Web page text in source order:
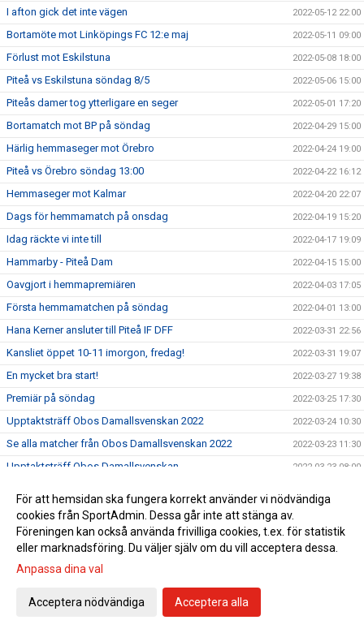
I afton gick det inte vägen 2022-05-12 22:00
Bortamöte mot Linköpings FC 12:e maj 2022-05-11 09:00
Förlust mot Eskilstuna 2022-05-08 18:00
Piteå vs Eskilstuna söndag 8/5 2022-05-06 15:00
Piteås damer tog ytterligare en seger 2022-05-01 17:20
Bortamatch mot BP på söndag 2022-04-29 15:00
Härlig hemmaseger mot Örebro 2022-04-24 19:00
Piteå vs Örebro söndag 13:00 2022-04-22 16:12
Hemmaseger mot Kalmar 2022-04-20 22:07
Dags för hemmamatch på onsdag 2022-04-19 15:20
Idag räckte vi inte till 2022-04-17 19:09
Hammarby - Piteå Dam 2022-04-15 15:00
Oavgjort i hemmapremiären 2022-04-03 17:05
Första hemmamatchen på söndag 2022-04-01 13:00
Hana Kerner ansluter till Piteå IF DFF 2022-03-31 22:56
Kansliet öppet 10-11 imorgon, fredag! 2022-03-31 19:07
En mycket bra start! 2022-03-27 19:38
Premiär på söndag 2022-03-25 17:30
Upptaktsträff Obos Damallsvenskan 2022 2022-03-24 10:30
Se alla matcher från Obos Damallsvenskan 2022 2022-03-23 11:30
Upptaktsträff Obos Damallsvenskan 2022-03-23 08:00
Svenska Cupen avslutas med vinst
Match 3 i Svenska Cupens gruppspel på LF 2022-03-11 13:00
Match 2 i Svenska Cupens Gruppspel
Nu startar Svenska Cupen
Träningsmatch Dam lördag 19/2 16:00
För att hemsidan ska fungera korrekt använder vi nödvändiga
cookies från SportAdmin. Dessa går inte att stänga av.
Föreningen kan också använda frivilliga cookies, t.ex. för statistik
eller marknadsföring. Du väljer själv om du vill acceptera dessa.
Anpassa dina val
Acceptera nödvändiga Acceptera alla